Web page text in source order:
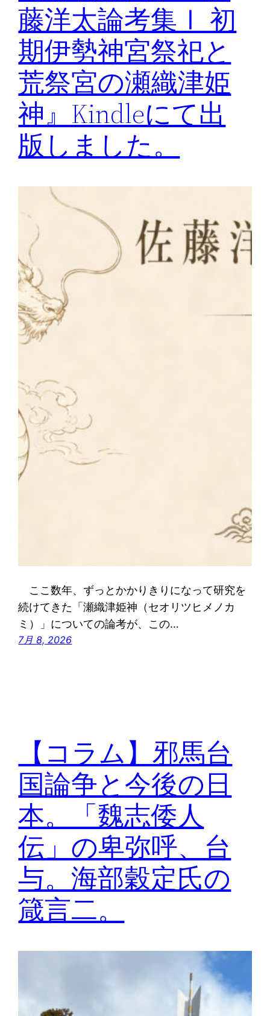
藤洋太論考集Ⅰ 初
期伊勢神宮祭祀と
荒祭宮の瀬織津姫
神』Kindleにて出
版しました。
ここ数年、ずっとかかりきりになって研究を
続けてきた「瀬織津姫神（セオリツヒメノカ
ミ）」についての論考が、この…
7月 8, 2026
【コラム】邪馬台
国論争と今後の日
本。「魏志倭人
伝」の卑弥呼、台
与。海部穀定氏の
箴言二。